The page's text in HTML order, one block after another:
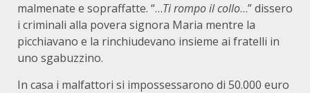
malmenate e sopraffatte. “…Ti rompo il collo…” dissero
i criminali alla povera signora Maria mentre la
picchiavano e la rinchiudevano insieme ai fratelli in
uno sgabuzzino.
In casa i malfattori si impossessarono di 50.000 euro